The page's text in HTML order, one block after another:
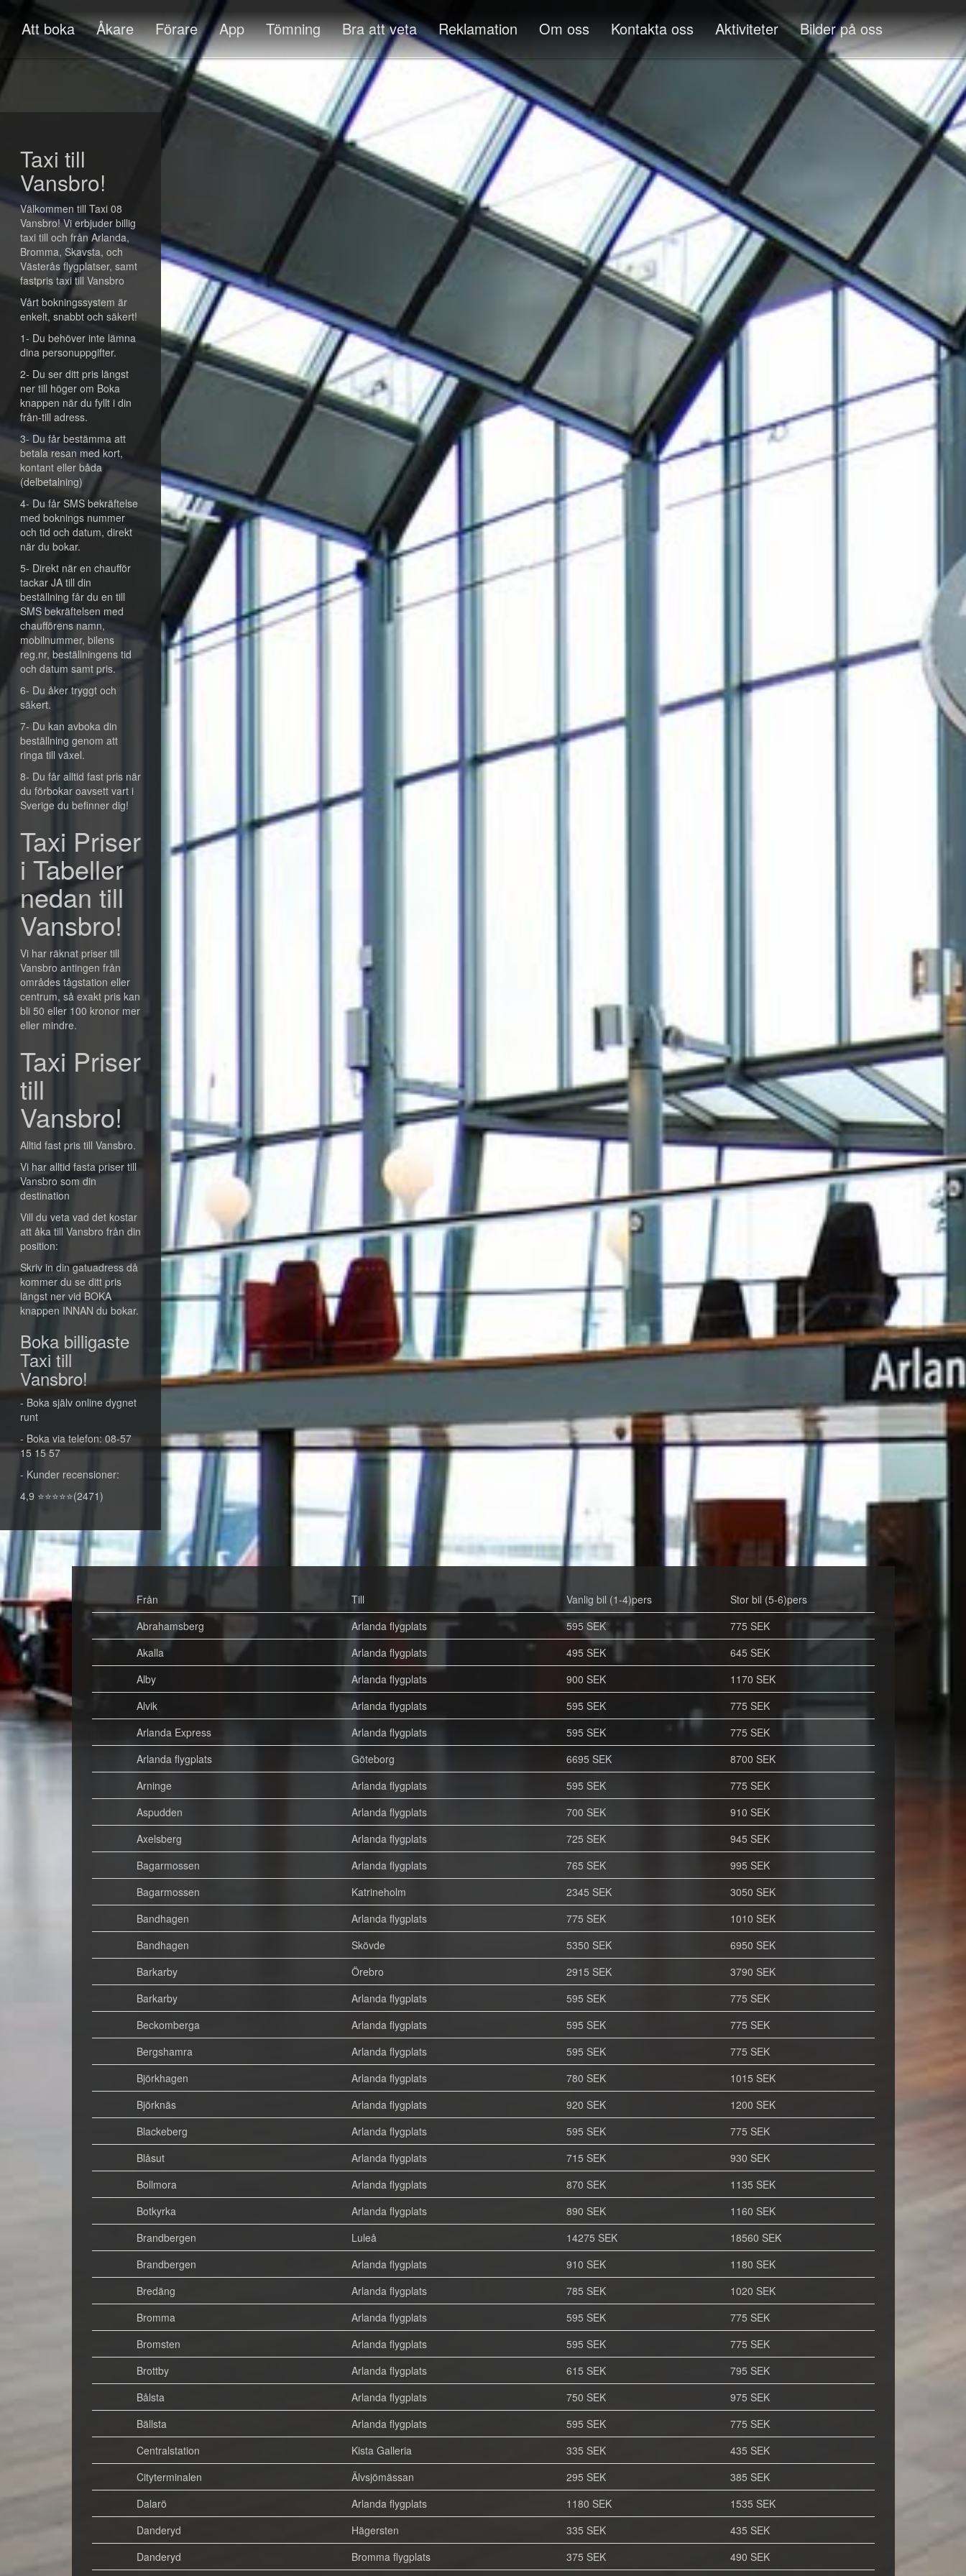
Att boka Åkare Förare App Tömning Bra att veta Reklamation Om oss Kontakta oss Aktiviteter Bilder på oss
Taxi till
Vansbro!
Välkommen till Taxi 08
Vansbro! Vi erbjuder billig
taxi till och från Arlanda,
Bromma, Skavsta, och
Västerås flygplatser, samt
fastpris taxi till Vansbro
Vårt bokningssystem är
enkelt, snabbt och säkert!
1- Du behöver inte lämna
dina personuppgifter.
2- Du ser ditt pris längst
ner till höger om Boka
knappen när du fyllt i din
från-till adress.
3- Du får bestämma att
betala resan med kort,
kontant eller båda
(delbetalning)
4- Du får SMS bekräftelse
med boknings nummer
och tid och datum, direkt
när du bokar.
5- Direkt när en chaufför
tackar JA till din
beställning får du en till
SMS bekräftelsen med
chaufförens namn,
mobilnummer, bilens
reg.nr, beställningens tid
och datum samt pris.
6- Du åker tryggt och
säkert.
7- Du kan avboka din
beställning genom att
ringa till växel.
8- Du får alltid fast pris när
du förbokar oavsett vart i
Sverige du befinner dig!
Taxi Priser
i Tabeller
nedan till
Vansbro!
Vi har räknat priser till
Vansbro antingen från
områdes tågstation eller
centrum, så exakt pris kan
bli 50 eller 100 kronor mer
eller mindre.
Taxi Priser
till
Vansbro!
Alltid fast pris till Vansbro.
Vi har alltid fasta priser till
Vansbro som din
destination
Vill du veta vad det kostar
att åka till Vansbro från din
position:
Skriv in din gatuadress då
kommer du se ditt pris
längst ner vid BOKA
knappen INNAN du bokar.
Boka billigaste
Taxi till
Vansbro!
- Boka själv online dygnet
runt
- Boka via telefon: 08-57
15 15 57
- Kunder recensioner:
4,9 ⭐⭐⭐⭐⭐(2471)
Från Till Vanlig bil (1-4)pers
Stor bil (5-6)pers
Abrahamsberg
Arlanda flygplats 595 SEK
775 SEK
Akalla
Arlanda flygplats 495 SEK
645 SEK
Alby
Arlanda flygplats 900 SEK
1170 SEK
Alvik
Arlanda flygplats 595 SEK
775 SEK
Arlanda Express
Arlanda flygplats 595 SEK
775 SEK
Arlanda flygplats
Göteborg 6695 SEK
8700 SEK
Arninge
Arlanda flygplats 595 SEK
775 SEK
Aspudden
Arlanda flygplats 700 SEK
910 SEK
Axelsberg
Arlanda flygplats 725 SEK
945 SEK
Bagarmossen
Arlanda flygplats 765 SEK
995 SEK
Bagarmossen
Katrineholm 2345 SEK
3050 SEK
Bandhagen
Arlanda flygplats 775 SEK
1010 SEK
Bandhagen
Skövde 5350 SEK
6950 SEK
Barkarby
Örebro 2915 SEK
3790 SEK
Barkarby
Arlanda flygplats 595 SEK
775 SEK
Beckomberga
Arlanda flygplats 595 SEK
775 SEK
Bergshamra
Arlanda flygplats 595 SEK
775 SEK
Björkhagen
Arlanda flygplats 780 SEK
1015 SEK
Björknäs
Arlanda flygplats 920 SEK
1200 SEK
Blackeberg
Arlanda flygplats 595 SEK
775 SEK
Blåsut
Arlanda flygplats 715 SEK
930 SEK
Bollmora
Arlanda flygplats 870 SEK
1135 SEK
Botkyrka
Arlanda flygplats 890 SEK
1160 SEK
Brandbergen
Luleå 14275 SEK
18560 SEK
Brandbergen
Arlanda flygplats 910 SEK
1180 SEK
Bredäng
Arlanda flygplats 785 SEK
1020 SEK
Bromma
Arlanda flygplats 595 SEK
775 SEK
Bromsten
Arlanda flygplats 595 SEK
775 SEK
Brottby
Arlanda flygplats 615 SEK
795 SEK
Bålsta
Arlanda flygplats 750 SEK
975 SEK
Bällsta
Arlanda flygplats 595 SEK
775 SEK
Centralstation
Kista Galleria 335 SEK
435 SEK
Cityterminalen
Älvsjömässan 295 SEK
385 SEK
Dalarö
Arlanda flygplats 1180 SEK
1535 SEK
Danderyd
Hägersten 335 SEK
435 SEK
Danderyd
Bromma flygplats 375 SEK 490 SEK